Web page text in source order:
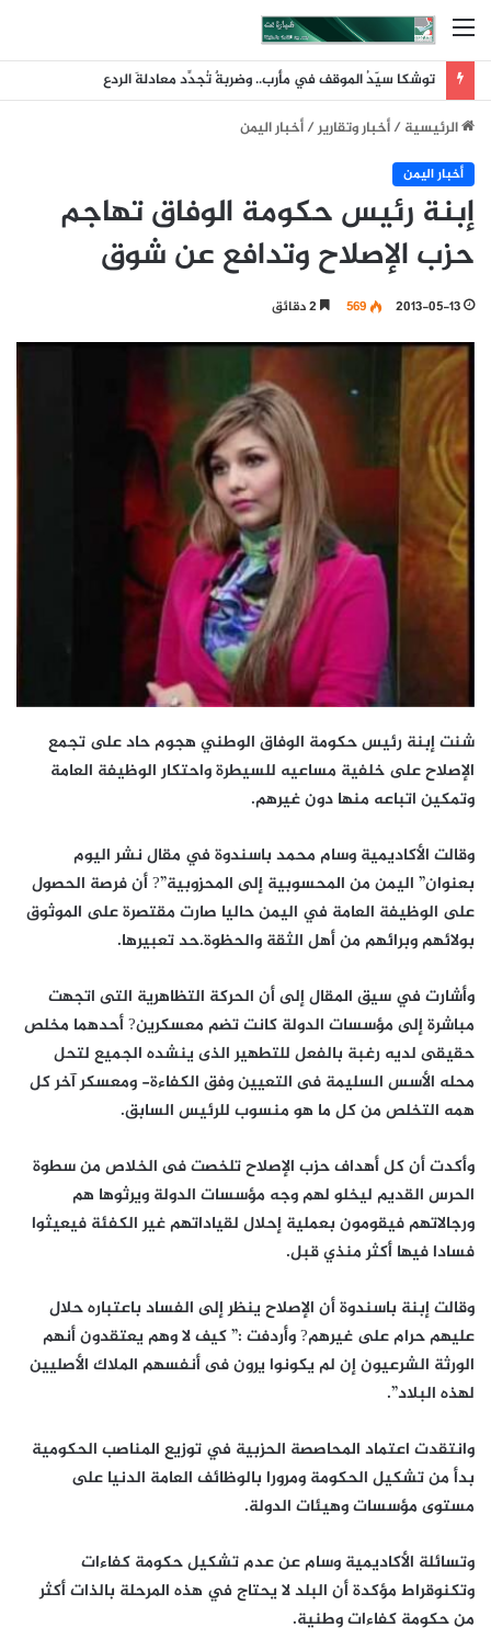
القائمة
توشكا سيّدُ الموقف في مأرب.. وضربةٌ تُجدِّد معادلةَ الردع
الرئيسية/أخبار وتقارير/أخبار اليمن
أخبار اليمن
إبنة رئيس حكومة الوفاق تهاجم
حزب الإصلاح وتدافع عن شوق
2013-05-13
569
شنت إبنة رئيس حكومة الوفاق الوطني هجوم حاد على تجمع
الإصلاح على خلفية مساعيه للسيطرة واحتكار الوظيفة العامة
وتمكين اتباعه منها دون غيرهم.
وقالت الأكاديمية وسام محمد باسندوة في مقال نشر اليوم
بعنوان” اليمن من المحسوبية إلى المحزوبية”? أن فرصة الحصول
على الوظيفة العامة في اليمن حاليا صارت مقتصرة على الموثوق
بولائهم وبرائهم من أهل الثقة والحظوة.حد تعبيرها.
وأشارت في سيق المقال إلى أن الحركة التظاهرية التى اتجهت
مباشرة إلى مؤسسات الدولة كانت تضم معسكرين? أحدهما مخلص
حقيقى لديه رغبة بالفعل للتطهير الذى ينشده الجميع لتحل
محله الأسس السليمة فى التعيين وفق الكفاءة- ومعسكر آخر كل
همه التخلص من كل ما هو منسوب للرئيس السابق.
وأكدت أن كل أهداف حزب الإصلاح تلخصت فى الخلاص من سطوة
الحرس القديم ليخلو لهم وجه مؤسسات الدولة ويرثوها هم
ورجالاتهم فيقومون بعملية إحلال لقياداتهم غير الكفئة فيعيثوا
فسادا فيها أكثر منذي قبل.
وقالت إبنة باسندوة أن الإصلاح ينظر إلى الفساد باعتباره حلال
عليهم حرام على غيرهم? وأردفت :” كيف لا وهم يعتقدون أنهم
الورثة الشرعيون إن لم يكونوا يرون فى أنفسهم الملاك الأصليين
لهذه البلاد”.
وانتقدت اعتماد المحاصصة الحزبية في توزيع المناصب الحكومية
بدأ من تشكيل الحكومة ومرورا بالوظائف العامة الدنيا على
مستوى مؤسسات وهيئات الدولة.
وتسائلة الأكاديمية وسام عن عدم تشكيل حكومة كفاءات
وتكنوقراط مؤكدة أن البلد لا يحتاج في هذه المرحلة بالذات أكثر
من حكومة كفاءات وطنية.